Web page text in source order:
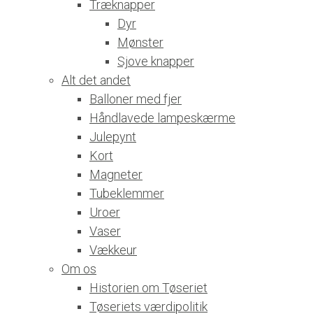
Træknapper
Dyr
Mønster
Sjove knapper
Alt det andet
Balloner med fjer
Håndlavede lampeskærme
Julepynt
Kort
Magneter
Tubeklemmer
Uroer
Vaser
Vækkeur
Om os
Historien om Tøseriet
Tøseriets værdipolitik